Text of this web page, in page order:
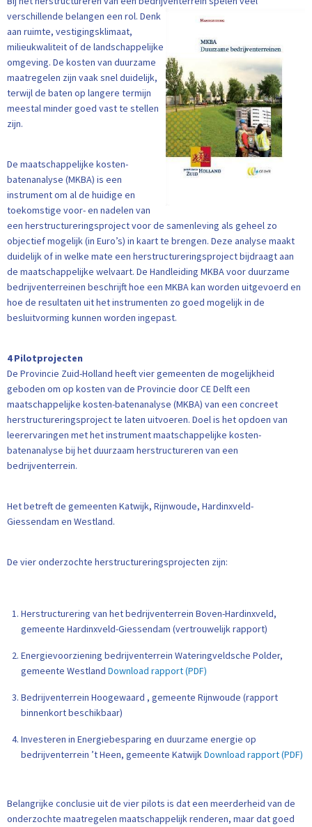
verschillende belangen een rol. Denk
aan ruimte, vestigingsklimaat,
milieukwaliteit of de landschappelijke
omgeving. De kosten van duurzame
maatregelen zijn vaak snel duidelijk,
terwijl de baten op langere termijn
meestal minder goed vast te stellen
zijn.
De maatschappelijke kosten-
batenanalyse (MKBA) is een
instrument om al de huidige en
toekomstige voor- en nadelen van
een herstructureringsproject voor de samenleving als geheel zo
objectief mogelijk (in Euro’s) in kaart te brengen. Deze analyse maakt
duidelijk of in welke mate een herstructureringsproject bijdraagt aan
de maatschappelijke welvaart. De Handleiding MKBA voor duurzame
bedrijventerreinen beschrijft hoe een MKBA kan worden uitgevoerd en
hoe de resultaten uit het instrumenten zo goed mogelijk in de
besluitvorming kunnen worden ingepast.
4 Pilotprojecten
De Provincie Zuid-Holland heeft vier gemeenten de mogelijkheid
geboden om op kosten van de Provincie door CE Delft een
maatschappelijke kosten-batenanalyse (MKBA) van een concreet
herstructureringsproject te laten uitvoeren. Doel is het opdoen van
leerervaringen met het instrument maatschappelijke kosten-
batenanalyse bij het duurzaam herstructureren van een
bedrijventerrein.
Het betreft de gemeenten Katwijk, Rijnwoude, Hardinxveld-
Giessendam en Westland.
De vier onderzochte herstructureringsprojecten zijn:
Herstructurering van het bedrijventerrein Boven-Hardinxveld,
gemeente Hardinxveld-Giessendam (vertrouwelijk rapport)
Energievoorziening bedrijventerrein Wateringveldsche Polder,
gemeente Westland Download rapport (PDF)
Bedrijventerrein Hoogewaard , gemeente Rijnwoude (rapport
binnenkort beschikbaar)
Investeren in Energiebesparing en duurzame energie op
bedrijventerrein ’t Heen, gemeente KatwijkDownload rapport (PDF)
Belangrijke conclusie uit de vier pilots is dat een meerderheid van de
onderzochte maatregelen maatschappelijk renderen, maar dat goed